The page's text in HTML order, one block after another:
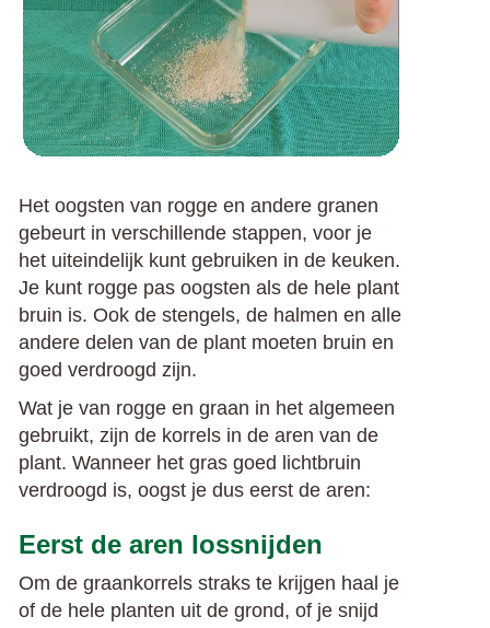
Het oogsten van rogge en andere granen
gebeurt in verschillende stappen, voor je
het uiteindelijk kunt gebruiken in de keuken.
Je kunt rogge pas oogsten als de hele plant
bruin is. Ook de stengels, de halmen en alle
andere delen van de plant moeten bruin en
goed verdroogd zijn.
Wat je van rogge en graan in het algemeen
gebruikt, zijn de korrels in de aren van de
plant. Wanneer het gras goed lichtbruin
verdroogd is, oogst je dus eerst de aren:
Eerst de aren lossnijden
Om de graankorrels straks te krijgen haal je
of de hele planten uit de grond, of je snijd